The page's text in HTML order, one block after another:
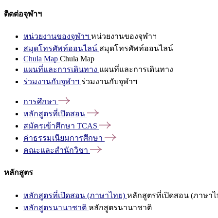
ติดต่อจุฬาฯ
หน่วยงานของจุฬาฯ หน่วยงานของจุฬาฯ
สมุดโทรศัพท์ออนไลน์ สมุดโทรศัพท์ออนไลน์
Chula Map Chula Map
แผนที่และการเดินทาง แผนที่และการเดินทาง
ร่วมงานกับจุฬาฯ ร่วมงานกับจุฬาฯ
การศึกษา
หลักสูตรที่เปิดสอน
สมัครเข้าศึกษา TCAS
ค่าธรรมเนียมการศึกษา
คณะและสำนักวิชา
หลักสูตร
หลักสูตรที่เปิดสอน (ภาษาไทย) หลักสูตรที่เปิดสอน (ภาษาไ
หลักสูตรนานาชาติ หลักสูตรนานาชาติ